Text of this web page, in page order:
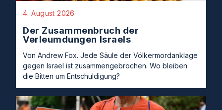
4. August 2026
Der Zusammenbruch der
Verleumdungen Israels
Von Andrew Fox. Jede Säule der Völkermordanklage
gegen Israel ist zusammengebrochen. Wo bleiben
die Bitten um Entschuldigung?